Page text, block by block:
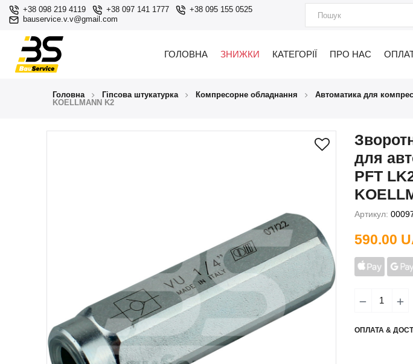
+38 098 219 4119 +38 097 141 1777
+38 095 155 0525
bauservice.v.v@gmail.com
ГОЛОВНА ЗНИЖКИ КАТЕГОРІЇ ПРО НАС
Головна Гіпсова штукатурка Компресорне обладнання Автоматика для
KOELLMANN K2
для
PFT
Артикул:
590.00
ОПЛАТА &